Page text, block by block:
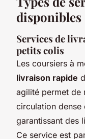
disponibles
Services de
petits colis
Les coursiers à
livraison rapide
agilité permet de
circulation dense
garantissant des
Ce service est